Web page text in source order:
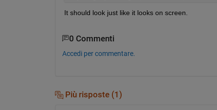
It should look just like it looks on screen.
0 Commenti
Accedi per commentare.
Più risposte (1)